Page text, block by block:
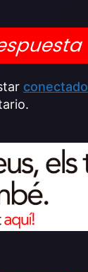
conectado